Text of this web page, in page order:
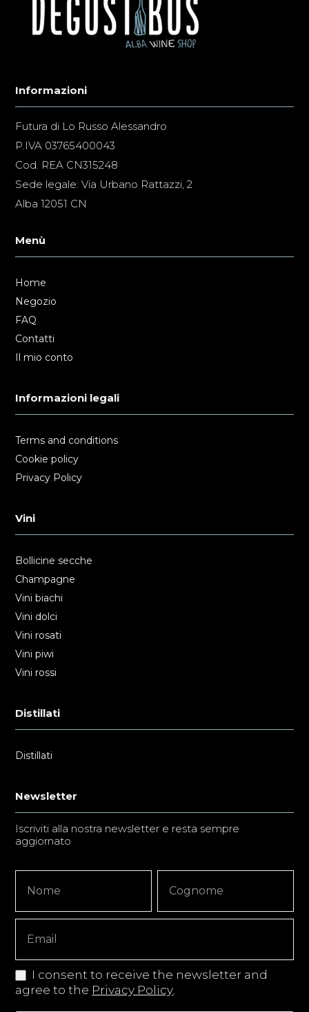
Informazioni
Futura di Lo Russo Alessandro
P.IVA 03765400043
Cod. REA CN315248
Sede legale: Via Urbano Rattazzi, 2
Alba 12051 CN
Menù
Home
Negozio
FAQ
Contatti
Il mio conto
Informazioni legali
Terms and conditions
Cookie policy
Privacy Policy
Vini
Bollicine secche
Champagne
Vini biachi
Vini dolci
Vini rosati
Vini piwi
Vini rossi
Distillati
Distillati
Newsletter
Iscriviti alla nostra newsletter e resta sempre
aggiornato
Signup
Copy
I consent to receive the newsletter and
agree to the Privacy Policy